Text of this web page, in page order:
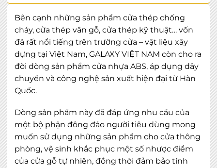
Bên cạnh những sản phẩm cửa thép chống
cháy, cửa thép vân gỗ, cửa thép kỹ thuật… vốn
đã rất nổi tiếng trên trường cửa – vật liệu xây
dựng tại Việt Nam, GALAXY VIỆT NAM còn cho ra
đời dòng sản phẩm cửa nhựa ABS, áp dụng dây
chuyền và công nghệ sản xuất hiện đại từ Hàn
Quốc.
Dòng sản phẩm này đã đáp ứng nhu cầu của
một bộ phận đông đảo người tiêu dùng mong
muốn sử dụng những sản phẩm cho cửa thông
phòng, vệ sinh khắc phục một số nhược điểm
của cửa gỗ tự nhiên, đồng thời đảm bảo tính